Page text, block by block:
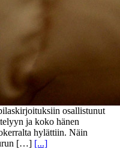
osallistunut
ja koko hänen
hylättiin. Näin
[…] [...]